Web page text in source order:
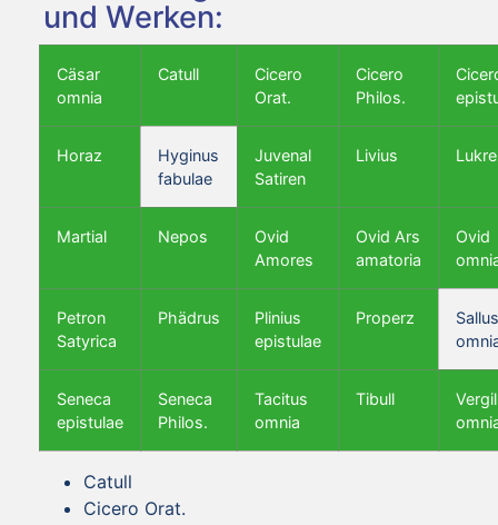
und Werken:
Cäsar
omnia
Catull
Cicero
Orat.
Cicero
Philos.
Horaz
Hyginus
fabulae
Juvenal
Satiren
Livius
Martial Nepos
Ovid
Amores
Ovid Ars
amatoria
Ovid
Petron
Satyrica
Phädrus
Plinius
epistulae
Properz
Seneca
epistulae
Seneca
Philos.
Tacitus
omnia
Tibull
Vergil
Catull
Cicero Orat.